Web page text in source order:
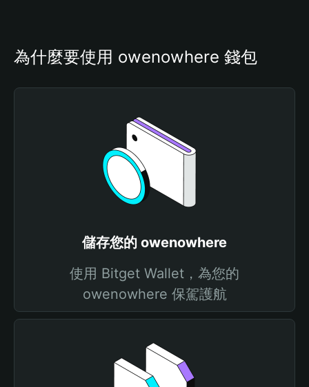
為什麼要使用 owenowhere 錢包
儲存您的 owenowhere
使用 Bitget Wallet，為您的
owenowhere 保駕護航